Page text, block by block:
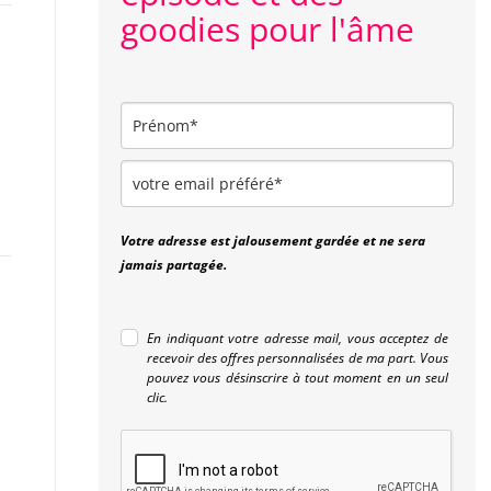
goodies pour l'âme
Votre adresse est jalousement gardée et ne sera
jamais partagée.
En indiquant votre adresse mail, vous acceptez de
recevoir des offres personnalisées de ma part. Vous
pouvez vous désinscrire à tout moment en un seul
clic.